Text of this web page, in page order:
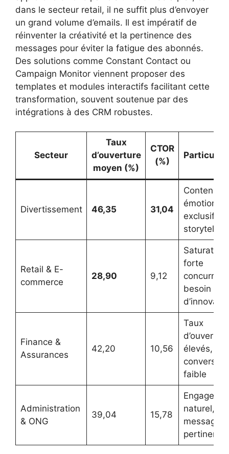
dans le secteur retail, il ne suffit plus d’envoyer
un grand volume d’emails. Il est impératif de
réinventer la créativité et la pertinence des
messages pour éviter la fatigue des abonnés.
Des solutions comme Constant Contact ou
Campaign Monitor viennent proposer des
templates et modules interactifs facilitant cette
transformation, souvent soutenue par des
intégrations à des CRM robustes.
Secteur
Taux
d’ouverture
moyen (%)
CTOR
(%)
Divertissement 46,35 31,04
Contenus
exclusifs,
storytelling
Retail & E-
commerce
28,90 9,12
Saturation,
forte
besoin
Finance &
Assurances
42,20 10,56
Taux
élevés,
conversion
faible
Administration
& ONG
39,04 15,78
naturel,
messages
pertinents